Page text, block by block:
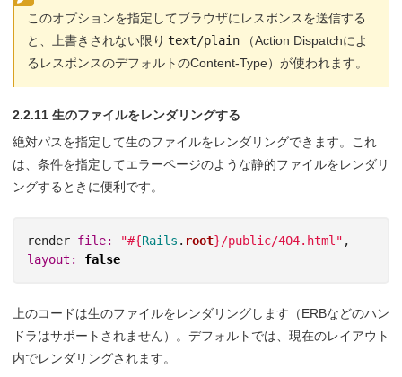
このオプションを指定してブラウザにレスポンスを送信する
と、上書きされない限り text/plain
（Action Dispatchによ
るレスポンスのデフォルトのContent-Type）が使われます。
2.2.11 生のファイルをレンダリングする
絶対パスを指定して生のファイルをレンダリングできます。これ
は、条件を指定してエラーページのような静的ファイルをレンダリ
ングするときに便利です。
render file: "#{Rails . root}/public/404.html" ,
layout: false
上のコードは生のファイルをレンダリングします（ERBなどのハン
ドラはサポートされません）。デフォルトでは、現在のレイアウト
内でレンダリングされます。